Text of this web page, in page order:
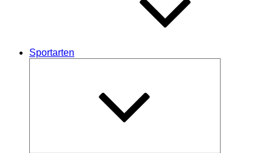
Sportarten